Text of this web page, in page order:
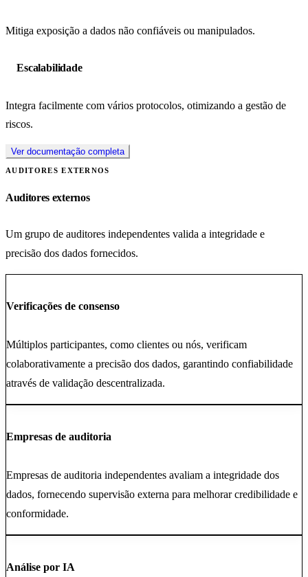
Mitiga exposição a dados não confiáveis ou manipulados.
Escalabilidade
Integra facilmente com vários protocolos, otimizando a gestão de
riscos.
Ver documentação completa
AUDITORES EXTERNOS
Auditores externos
Um grupo de auditores independentes valida a integridade e
precisão dos dados fornecidos.
Verificações de consenso
Múltiplos participantes, como clientes ou nós, verificam
colaborativamente a precisão dos dados, garantindo confiabilidade
através de validação descentralizada.
Empresas de auditoria
Empresas de auditoria independentes avaliam a integridade dos
dados, fornecendo supervisão externa para melhorar credibilidade e
conformidade.
Análise por IA